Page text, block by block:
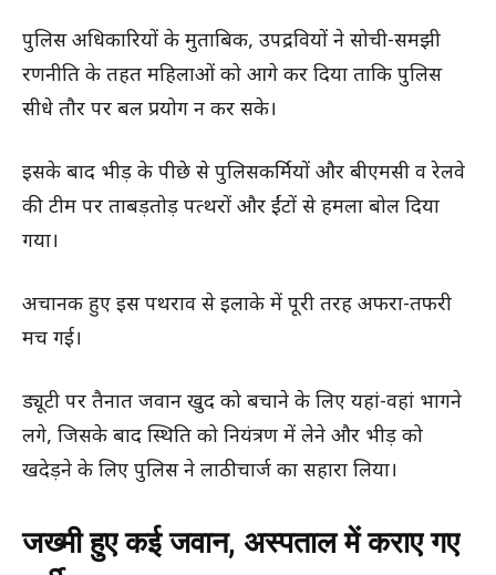
पुलिस अधिकारियों के मुताबिक, उपद्रवियों ने सोची-समझी
रणनीति के तहत महिलाओं को आगे कर दिया ताकि पुलिस
सीधे तौर पर बल प्रयोग न कर सके।
इसके बाद भीड़ के पीछे से पुलिसकर्मियों और बीएमसी व रेलवे
की टीम पर ताबड़तोड़ पत्थरों और ईंटों से हमला बोल दिया
गया।
अचानक हुए इस पथराव से इलाके में पूरी तरह अफरा-तफरी
मच गई।
ड्यूटी पर तैनात जवान खुद को बचाने के लिए यहां-वहां भागने
लगे, जिसके बाद स्थिति को नियंत्रण में लेने और भीड़ को
खदेड़ने के लिए पुलिस ने लाठीचार्ज का सहारा लिया।
जख्मी हुए कई जवान, अस्पताल में कराए गए